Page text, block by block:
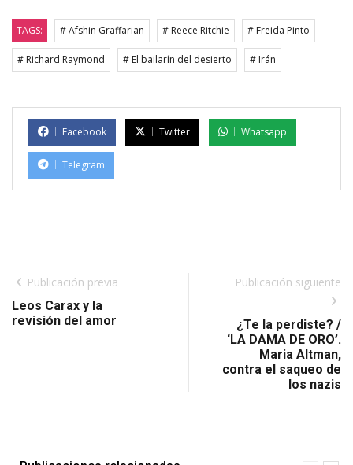
TAGS: # Afshin Graffarian # Reece Ritchie # Freida Pinto
# Richard Raymond # El bailarín del desierto # Irán
Facebook Twitter Whatsapp
Telegram
Publicación previa
Leos Carax y la
revisión del amor
Publicación siguiente
¿Te la perdiste? /
‘LA DAMA DE ORO’.
Maria Altman,
contra el saqueo de
los nazis